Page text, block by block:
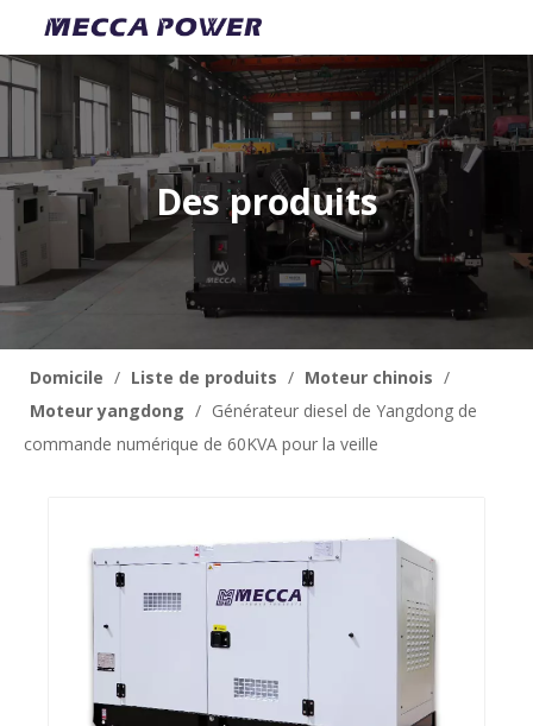
Des produits
Domicile / Liste de produits / Moteur chinois /
Moteur yangdong / Générateur diesel de Yangdong de
commande numérique de 60KVA pour la veille